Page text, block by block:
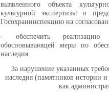
выявленного объекта
культурной экспертизы и
Госохранинспекцию на
- обеспечить реализацию
обосновывающей меры по
наследия.
За нарушение указанных
наследия (памятников истории
как